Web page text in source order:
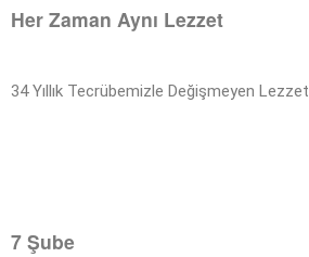
Her Zaman Aynı Lezzet
34 Yıllık Tecrübemizle Değişmeyen Lezzet
7 Şube